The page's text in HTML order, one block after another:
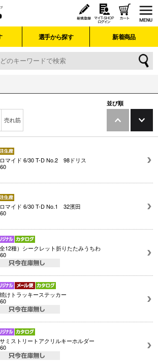
選手から探す 新着商品
売れ筋
並び順
マイド 6/30 T-D No.2 98ドリス
マイド 6/30 T-D No.1 32濱田
全12種）シークレット折りたたみうちわ
けトラッキーステッカー
ミストリートアクリルキーホルダー